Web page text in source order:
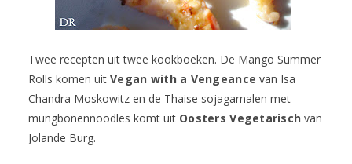
Twee recepten uit twee kookboeken. De Mango Summer
Rolls komen uit Vegan with a Vengeance van Isa
Chandra Moskowitz en de Thaise sojagarnalen met
mungbonennoodles komt uit Oosters Vegetarisch van
Jolande Burg.